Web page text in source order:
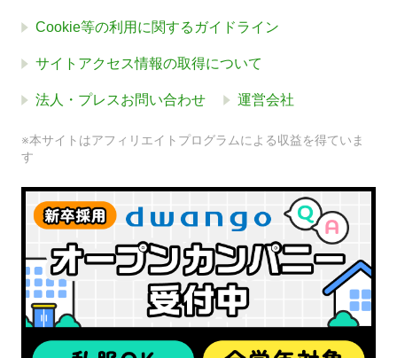
Cookie等の利用に関するガイドライン
サイトアクセス情報の取得について
法人・プレスお問い合わせ 運営会社
※本サイトはアフィリエイトプログラムによる収益を得ていま
す